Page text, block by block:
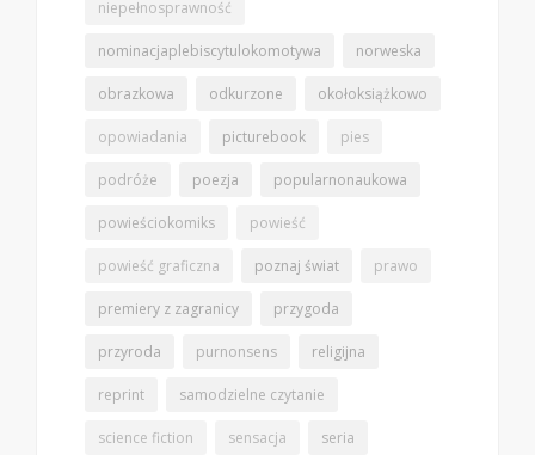
niepełnosprawność
nominacjaplebiscytulokomotywa norweska
obrazkowa odkurzone okołoksiążkowo
opowiadania picturebook pies
podróże poezja popularnonaukowa
powieściokomiks powieść
powieść graficzna poznaj świat prawo
premiery z zagranicy przygoda
przyroda purnonsens religijna
reprint samodzielne czytanie
science fiction sensacja seria